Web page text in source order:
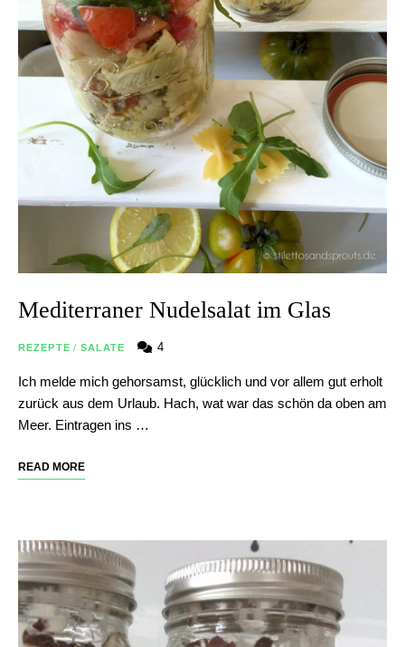
Mediterraner Nudelsalat im Glas
REZEPTE / SALATE 4
Ich melde mich gehorsamst, glücklich und vor allem gut erholt
zurück aus dem Urlaub. Hach, wat war das schön da oben am
Meer. Eintragen ins …
READ MORE